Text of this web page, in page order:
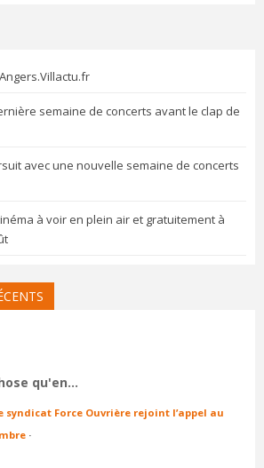
semaine de concerts avant le clap de
avec une nouvelle semaine de concerts
à voir en plein air et gratuitement à
qu'en…
syndicat Force Ouvrière rejoint l’appel au
·